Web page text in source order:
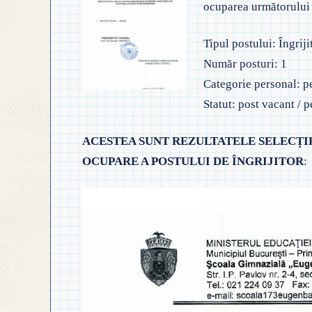
◎ DOCUMENTE UTILE
◎ REGULAMENT INTERN
◎ REGULAMENT ORGANIZARE
◎ FIȘĂ EVALUARE PERSONAL
◎ DECLARAȚII INTERESE
◎ TRANSPARENTA VENITURI
◎ GHID ÎNVĂȚĂMÂNT
◎ CRITERII DE
◎ ORDIN PRIVIND
PREȘCOLAR 2025-2026
◎
◎
◎
◎
ocuparea
Tipul postului:
Număr posturi: 1
Categorie personal:
Statut: post vacant /
ACESTEA SUNT REZULTATELE
OCUPARE A POSTULUI DE ÎNGRIJITOR: